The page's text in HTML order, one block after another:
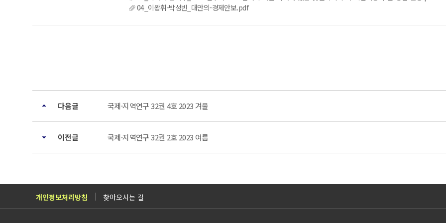
04_이왕휘-박성빈_대만의-경제안보.pdf
다음글 국제·지역연구 32권 4호 2023 겨울
이전글 국제·지역연구 32권 2호 2023 여름
개인정보처리방침 찾아오시는 길